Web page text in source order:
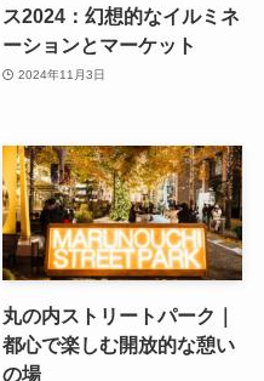
ス2024：幻想的なイルミネ
ーションとマーケット
2024年11月3日
丸の内ストリートパーク｜
都心で楽しむ開放的な憩い
の場